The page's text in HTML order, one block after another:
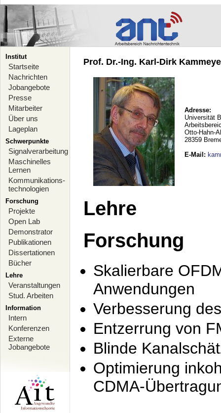
Institut
Startseite
Nachrichten
Jobangebote
Presse
Mitarbeiter
Über uns
Lageplan
Schwerpunkte
Signalverarbeitung
Maschinelles
Lernen
Kommunikations-
technologien
Forschung
Projekte
Open Lab
Demonstrator
Publikationen
Dissertationen
Bücher
Lehre
Veranstaltungen
Stud. Arbeiten
Information
Intern
Konferenzen
Externe
Jobangebote
Prof. Dr.-Ing. Karl-Dirk
Adresse:
Universität
Otto-Hahn-
28359
E-Mail :
Lehre
Forschung
Skalierbare
Anwendungen
Verbesserung
Entzerrung von
Blinde
Optimierung
CDMA-